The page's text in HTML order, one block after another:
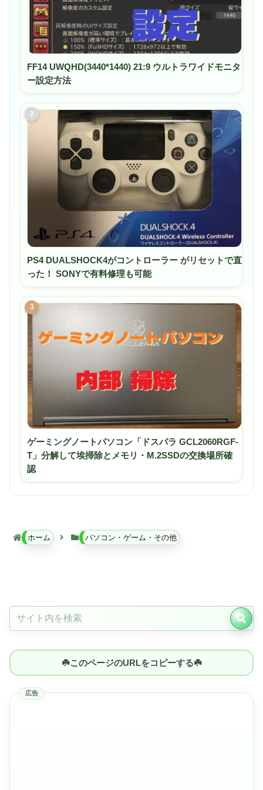
FF14 UWQHD(3440*1440) 21:9 ウルトラワイドモニタ
ー設定方法
2
PS4 DUALSHOCK4がコントローラー がリセットで直
った！ SONYで有料修理も可能
3
ゲーミングノートパソコン「ドスパラ GCL2060RGF-
T」分解して埃掃除とメモリ・M.2SSDの交換場所確
認
ホーム パソコン・ゲーム・その他
☘️このページのURLをコピーする☘️
広告